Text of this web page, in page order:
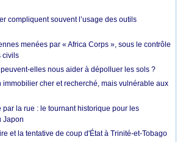
compliquent souvent l’usage des outils
menées par « Africa Corps », sous le contrôle
civils
elles nous aider à dépolluer les sols ?
immobilier cher et recherché, mais vulnérable aux
par la rue : le tournant historique pour les
Japon
et la tentative de coup d'État à Trinité-et-Tobago